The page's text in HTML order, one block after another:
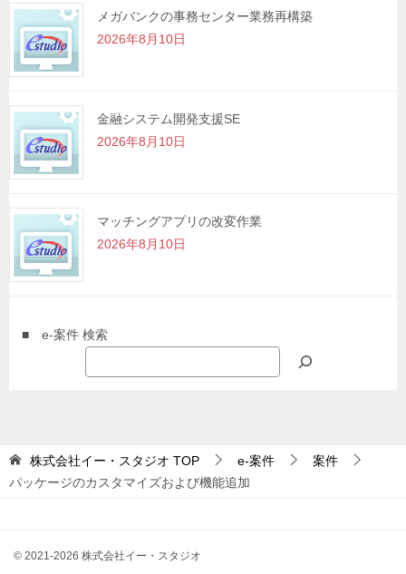
メガバンクの事務センター業務再構築
2026年8月10日
金融システム開発支援SE
2026年8月10日
マッチングアプリの改変作業
2026年8月10日
■ e-案件 検索
株式会社イー・スタジオ TOP e-案件
案件
パッケージのカスタマイズおよび機能追加
© 2021-2026 株式会社イー・スタジオ